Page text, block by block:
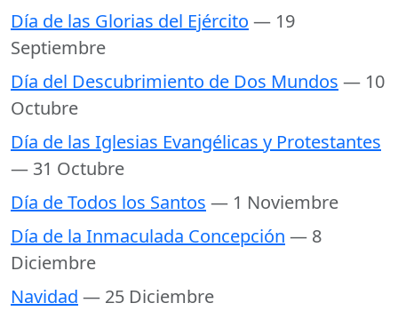
Día de las Glorias del Ejército — 19
Septiembre
Día del Descubrimiento de Dos Mundos — 10
Octubre
Día de las Iglesias Evangélicas y Protestantes
— 31 Octubre
Día de Todos los Santos — 1 Noviembre
Día de la Inmaculada Concepción — 8
Diciembre
Navidad — 25 Diciembre